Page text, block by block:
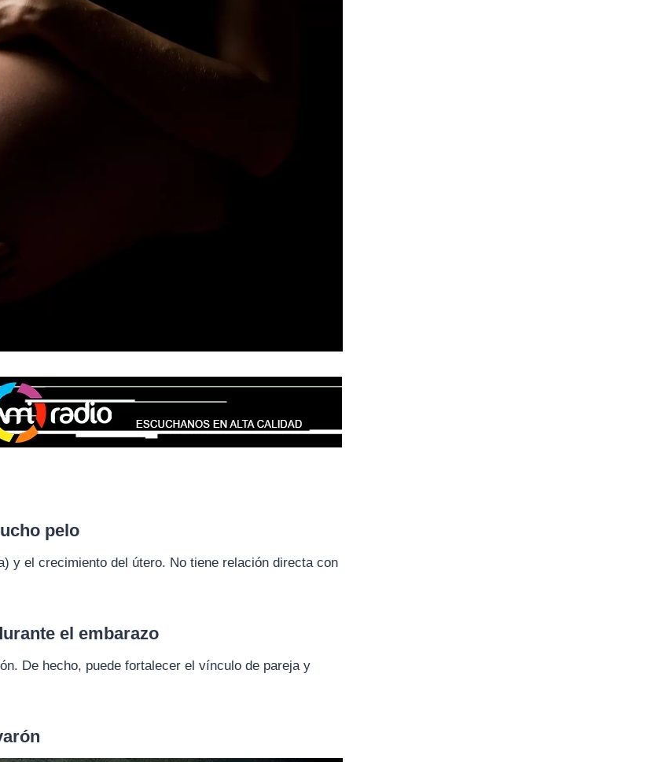
pelo
y el crecimiento del útero. No tiene relación directa con
el embarazo
De hecho, puede fortalecer el vínculo de pareja y